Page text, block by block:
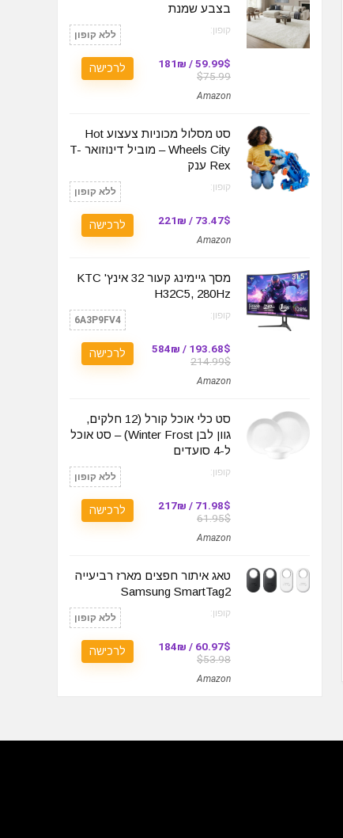
בצבע שמנת
קופון: ללא קופון
59.99$ / 181₪
$75.99
Amazon
לרכישה
סט מסלול מכוניות צעצוע Hot
Wheels City – מוביל דינוזואר T-
Rex ענק
קופון: ללא קופון
73.47$ / 221₪
Amazon
לרכישה
מסך גיימינג קעור 32 אינץ' KTC
H32C5, 280Hz
קופון: 6A3P9FV4
193.68$ / 584₪
214.99$
Amazon
לרכישה
סט כלי אוכל קורל (12 חלקים,
גוון לבן Winter Frost) – סט אוכל
ל-4 סועדים
קופון: ללא קופון
71.98$ / 217₪
61.95$
Amazon
לרכישה
טאג איתור חפצים מארז רביעייה
Samsung SmartTag2
קופון: ללא קופון
60.97$ / 184₪
$53.98
Amazon
לרכישה